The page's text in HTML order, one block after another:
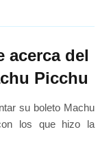
acerca del
Picchu
su boleto Machu
los que hizo la